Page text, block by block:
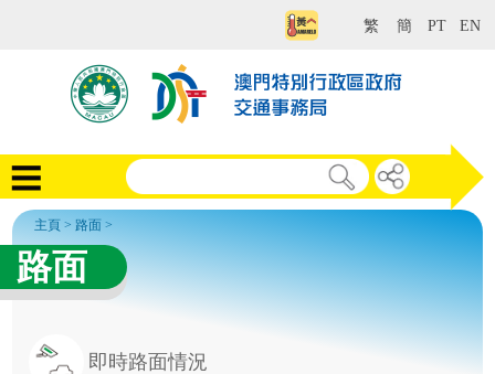
繁 簡 PT EN
主頁 >路面 >
路面
即時路面情況